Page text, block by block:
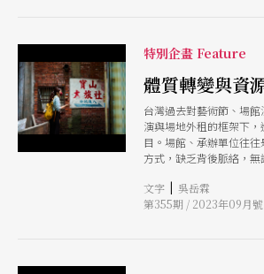
特別企畫 Feature
體質轉變與資
台灣過去對藝術節、場
演與場地外租的框架下
目。場館、承辦單位往
方式，缺乏背後脈絡，
化，從臺北藝術節，到桃
術節、花蓮城市空間藝術
文字 | 吳岳霖
第355期 / 2023年09月號